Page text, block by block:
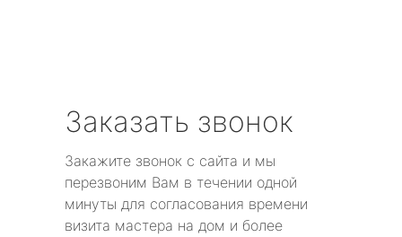
Заказать звонок
Закажите звонок с сайта и мы
перезвоним Вам в течении одной
минуты для согласования времени
визита мастера на дом и более